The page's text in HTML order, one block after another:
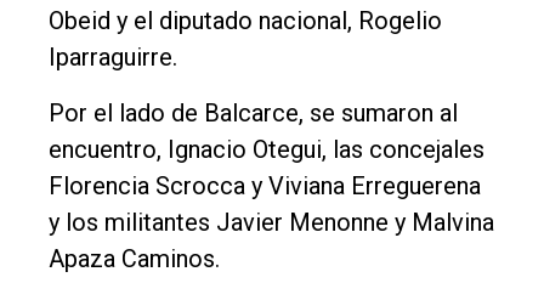
Obeid y el diputado nacional, Rogelio
Iparraguirre.
Por el lado de Balcarce, se sumaron al
encuentro, Ignacio Otegui, las concejales
Florencia Scrocca y Viviana Erreguerena
y los militantes Javier Menonne y Malvina
Apaza Caminos.